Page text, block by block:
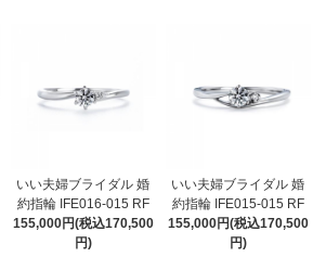
いい夫婦ブライダル 婚
約指輪 IFE016-015 RF
155,000円(税込170,500
円)
いい夫婦ブライダル 婚
約指輪 IFE015-015 RF
155,000円(税込170,500
円)